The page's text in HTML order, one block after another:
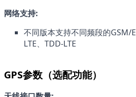
网络支持:
不同版本支持不同频段的GSM/
LTE、TDD-LTE
GPS参数（选配功能）